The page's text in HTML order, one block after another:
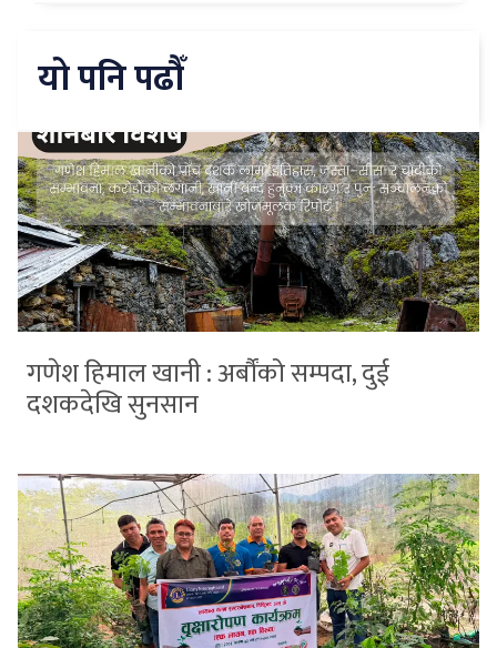
यो पनि पढौँ
गणेश हिमाल खानी : अर्बौंको सम्पदा, दुई
दशकदेखि सुनसान